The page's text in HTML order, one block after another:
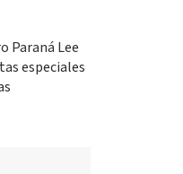
Paraná Lee
especiales